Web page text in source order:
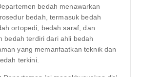
bedah menawarkan
bedah, termasuk bedah
ortopedi, bedah saraf, dan
bedah terdiri dari ahli bedah
yang memanfaatkan teknik dan
terkini.